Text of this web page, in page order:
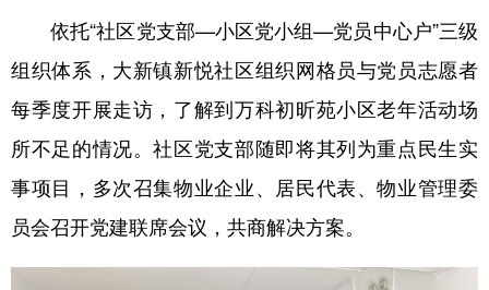
依托“社区党支部—小区党小组—党员中心户”三级
组织体系，大新镇新悦社区组织网格员与党员志愿者
每季度开展走访，了解到万科初昕苑小区老年活动场
所不足的情况。社区党支部随即将其列为重点民生实
事项目，多次召集物业企业、居民代表、物业管理委
员会召开党建联席会议，共商解决方案。